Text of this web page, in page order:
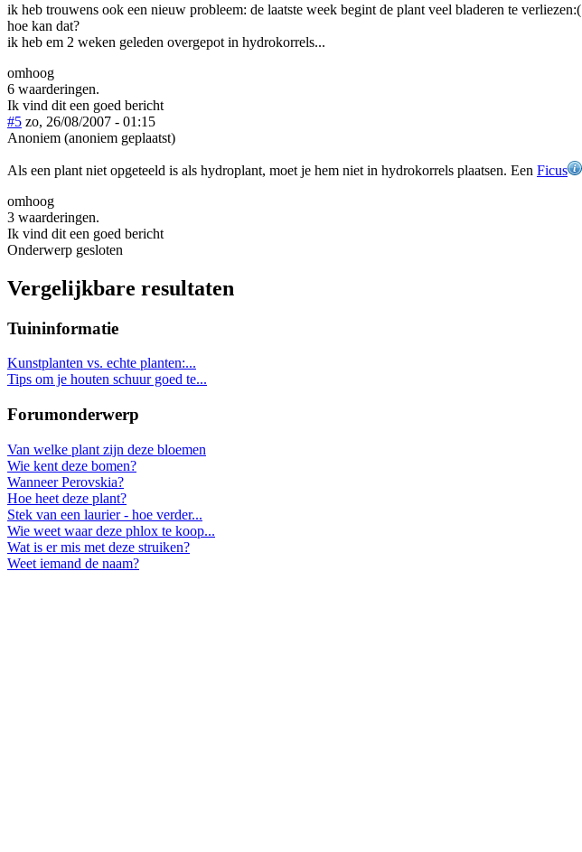
ik heb trouwens ook een nieuw probleem: de laatste week begint de plant veel bladeren te verliezen:(
hoe kan dat?
ik heb em 2 weken geleden overgepot in hydrokorrels...
omhoog
6 waarderingen.
Ik vind dit een goed bericht
#5 zo, 26/08/2007 - 01:15
Anoniem (anoniem geplaatst)
Als een plant niet opgeteeld is als hydroplant, moet je hem niet in hydrokorrels plaatsen. Een Ficus
omhoog
3 waarderingen.
Ik vind dit een goed bericht
Onderwerp gesloten
Vergelijkbare resultaten
Tuininformatie
Kunstplanten vs. echte planten:...
Tips om je houten schuur goed te...
Forumonderwerp
Van welke plant zijn deze bloemen
Wie kent deze bomen?
Wanneer Perovskia?
Hoe heet deze plant?
Stek van een laurier - hoe verder...
Wie weet waar deze phlox te koop...
Wat is er mis met deze struiken?
Weet iemand de naam?